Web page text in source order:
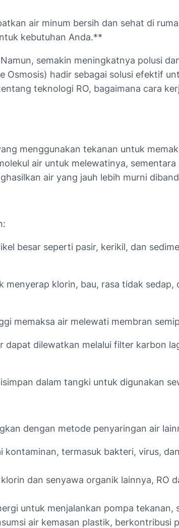
air minum bersih dan sehat di
kebutuhan Anda.**
semakin meningkatnya polusi
Osmosis) hadir sebagai solusi efektif
teknologi RO, bagaimana cara
menggunakan tekanan untuk
air untuk melewatinya,
air yang jauh lebih murni
besar seperti pasir, kerikil, dan
klorin, bau, rasa tidak
memaksa air melewati membran
dilewatkan melalui filter karbon
dalam tangki untuk digunakan
dengan metode penyaringan air
termasuk bakteri, virus,
dan senyawa organik lainnya, RO
untuk menjalankan pompa
air kemasan plastik, berkontribusi